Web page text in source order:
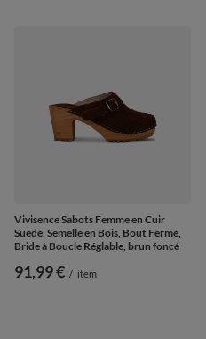
Vivisence Sabots Femme en Cuir
Suédé, Semelle en Bois, Bout Fermé,
Bride à Boucle Réglable, brun foncé
91,99 € / item